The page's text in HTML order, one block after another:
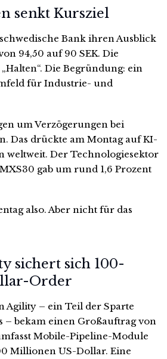
senkt Kursziel
Bank ihren Ausblick
94,50 auf 90 SEK. Die
Die Begründung: ein
für Industrie- und
um Verzögerungen bei
Das drückte am Montag auf KI-
weltweit. Der Technologiesektor
gab um rund 1,6 Prozent
also. Aber nicht für das
sichert sich 100-
Order
Agility – ein Teil der Sparte
– bekam einen Großauftrag von
Mobile-Pipeline-Module
Millionen US-Dollar. Eine